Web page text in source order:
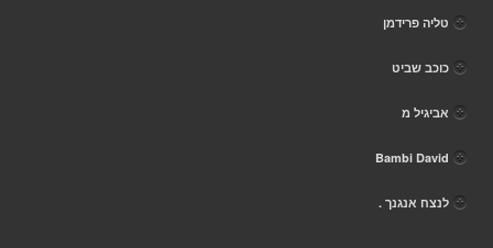
טליה פרידמן
כוכב שביט
אביגיל מ
Bambi David
לנצח אנגנך .